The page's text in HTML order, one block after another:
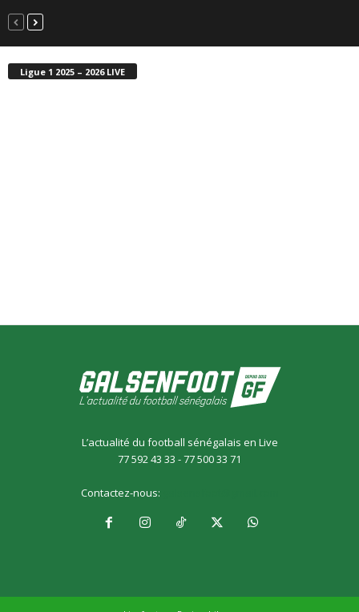
Ligue 1 2025 – 2026 LIVE
L’actualité du football sénégalais en Live
77 592 43 33 - 77 500 33 71
Contactez-nous: